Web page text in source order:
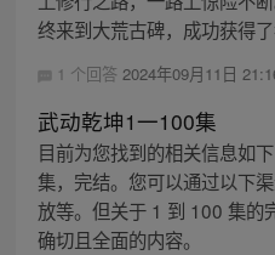
终来到大荒古碑，成功获得
1 个回答 2024年09月11日
武动乾坤1一100集
目前为您找到的相关信息如
集，完结。您可以通过以下
放等。但关于 1 到 100 集的
确切且全面的内容。